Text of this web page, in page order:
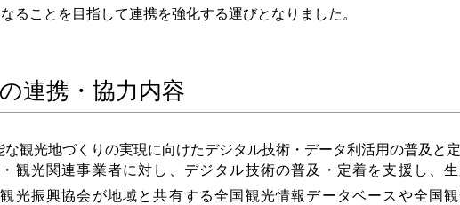
ることを目指して連携を強化する運びとなりました。
連携・協力内容
な観光地づくりの実現に向けたデジタル技術・データ利活用の普及と
観光関連事業者に対し、デジタル技術の普及・定着を支援し、生
光振興協会が地域と共有する全国観光情報データベースや全